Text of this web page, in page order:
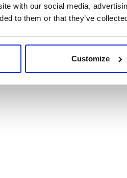
with our social media,
to them or that they’ve
Customize